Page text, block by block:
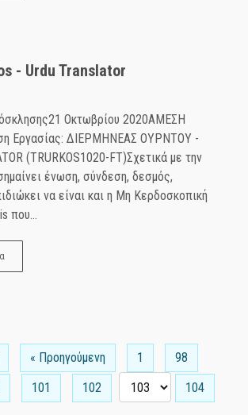
- Urdu Translator
Οκτωβρίου 2020ΑΜΕΣΗ
Εργασίας: ΔΙΕΡΜΗΝΕΑΣ ΟΥΡΝΤΟΥ -
(TRURKOS1020-FT)Σχετικά με την
ένωση, σύνδεση, δεσμός,
να είναι και η Μη Κερδοσκοπική
που...
« Προηγούμενη 1
98
101 102 104